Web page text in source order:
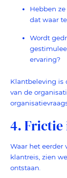
Hebben
dat waar
Wordt
ervaring?
Klantbeleving is
van de
4. Frictie
Waar het eerder
klantreis, zien
ontstaan.